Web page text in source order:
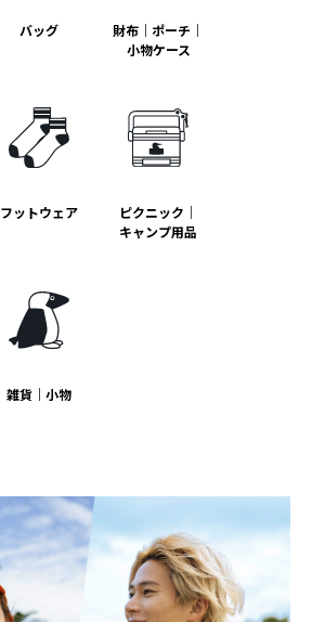
バッグ
財布｜ポーチ｜
小物ケース
フットウェア
ピクニック｜
キャンプ用品
雑貨｜小物